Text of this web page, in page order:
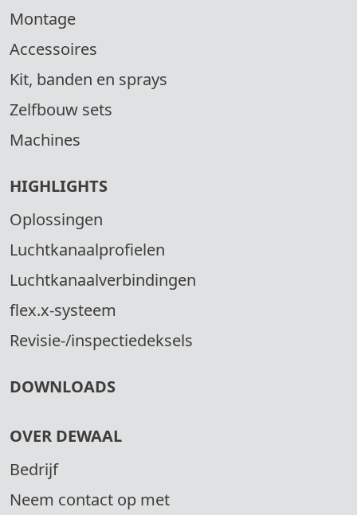
Montage
Accessoires
Kit, banden en sprays
Zelfbouw sets
Machines
HIGHLIGHTS
Oplossingen
Luchtkanaalprofielen
Luchtkanaalverbindingen
flex.x-systeem
Revisie-/inspectiedeksels
DOWNLOADS
OVER DEWAAL
Bedrijf
Neem contact op met